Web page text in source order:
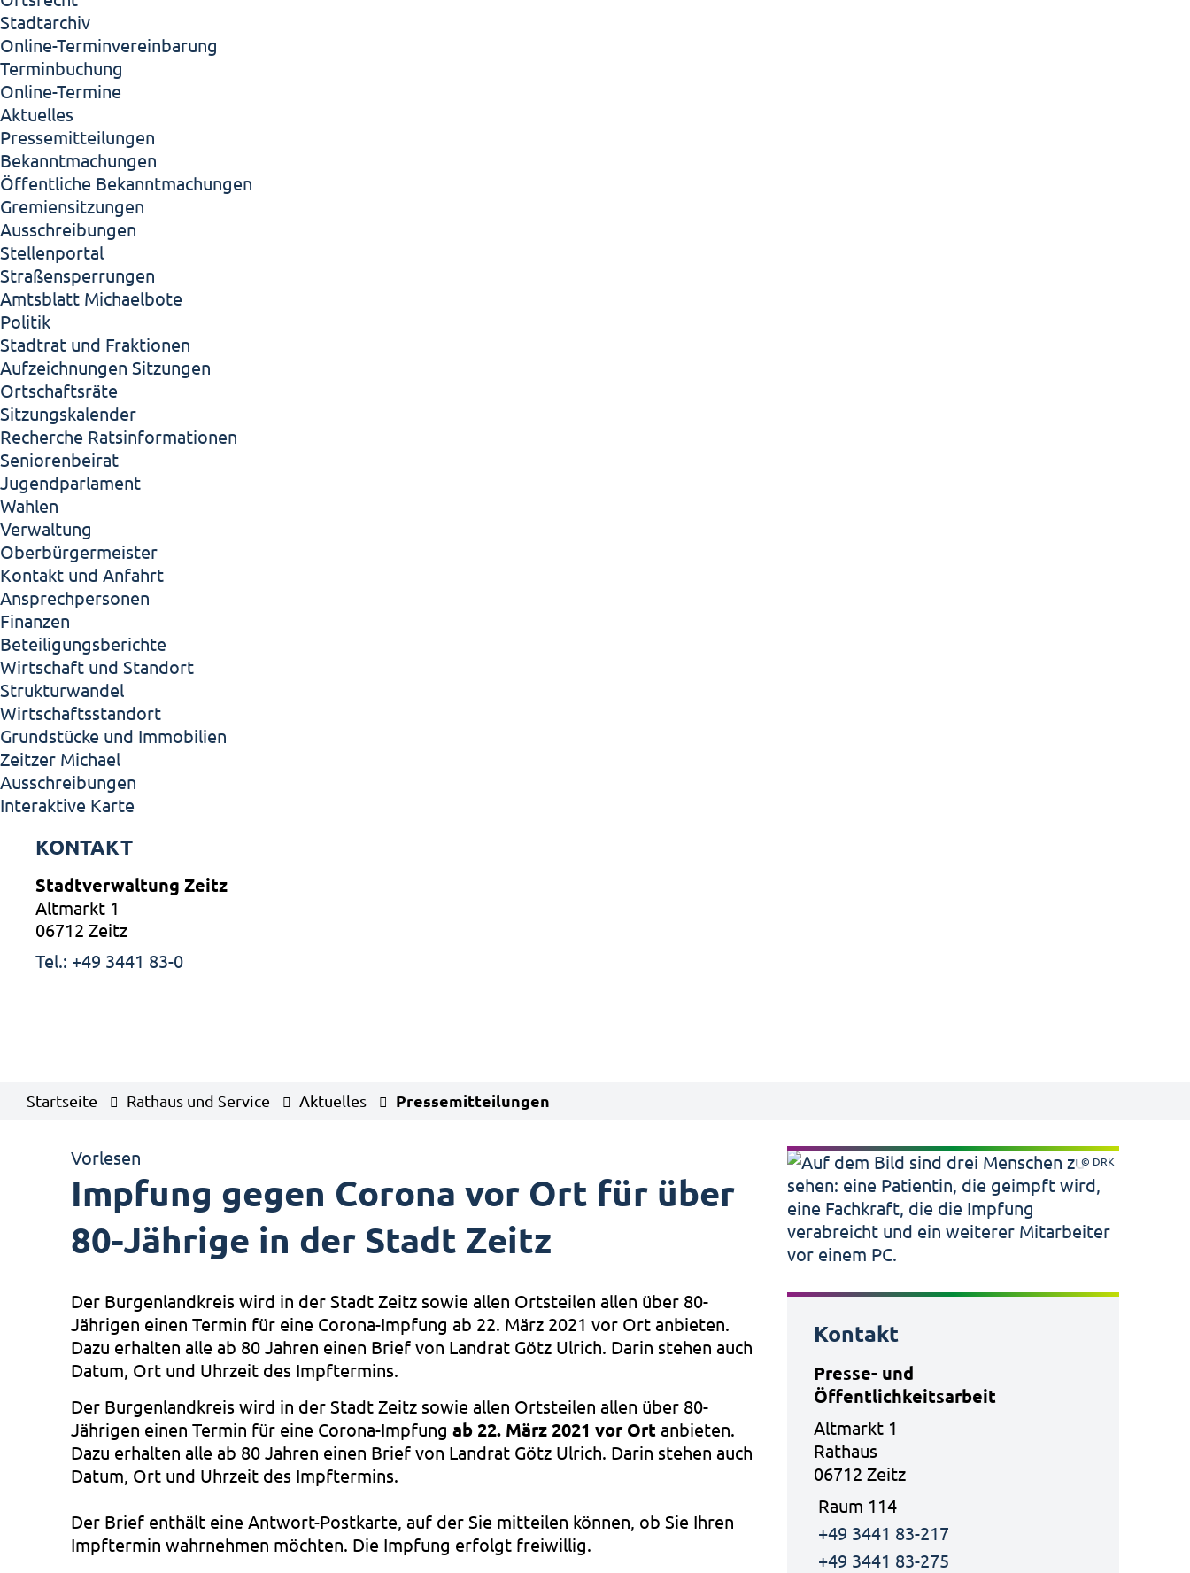
Stadtarchiv
Online-Terminvereinbarung
Terminbuchung
Online-Termine
Aktuelles
Pressemitteilungen
Bekanntmachungen
Öffentliche Bekanntmachungen
Gremiensitzungen
Ausschreibungen
Stellenportal
Straßensperrungen
Amtsblatt Michaelbote
Politik
Stadtrat und Fraktionen
Aufzeichnungen Sitzungen
Ortschaftsräte
Sitzungskalender
Recherche Ratsinformationen
Seniorenbeirat
Jugendparlament
Wahlen
Verwaltung
Oberbürgermeister
Kontakt und Anfahrt
Ansprechpersonen
Finanzen
Beteiligungsberichte
Wirtschaft und Standort
Strukturwandel
Wirtschaftsstandort
Grundstücke und Immobilien
Zeitzer Michael
Ausschreibungen
Interaktive Karte
KONTAKT
Stadtverwaltung Zeitz
Altmarkt 1
06712 Zeitz
Tel.: +49 3441 83-0
Startseite Rathaus und Service Aktuelles Pressemitteilungen
Vorlesen
Impfung gegen Corona vor Ort für über
80-Jährige in der Stadt Zeitz
Der Burgenlandkreis wird in der Stadt Zeitz sowie allen Ortsteilen allen über 80-
Jährigen einen Termin für eine Corona-Impfung ab 22. März 2021 vor Ort anbieten.
Dazu erhalten alle ab 80 Jahren einen Brief von Landrat Götz Ulrich. Darin stehen auch
Datum, Ort und Uhrzeit des Impftermins.
Der Burgenlandkreis wird in der Stadt Zeitz sowie allen Ortsteilen allen über 80-
Jährigen einen Termin für eine Corona-Impfung ab 22. März 2021 vor Ort anbieten.
Dazu erhalten alle ab 80 Jahren einen Brief von Landrat Götz Ulrich. Darin stehen auch
Datum, Ort und Uhrzeit des Impftermins.
Der Brief enthält eine Antwort-Postkarte, auf der Sie mitteilen können, ob Sie Ihren
Impftermin wahrnehmen möchten. Die Impfung erfolgt freiwillig.
© DRK
Kontakt
Presse- und
Öffentlichkeitsarbeit
Altmarkt 1
Rathaus
06712 Zeitz
Raum 114
+49 3441 83-217
+49 3441 83-275